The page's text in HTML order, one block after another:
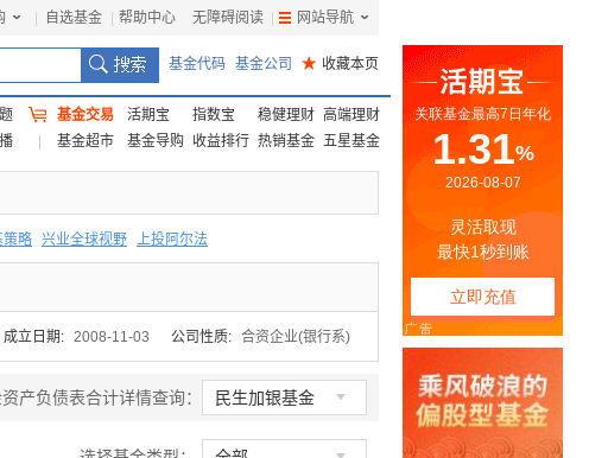
自选基金 帮助中心 无障碍阅读 网站导航
基金代码 基金公司 ★ 收藏本页
基金交易 活期宝 指数宝 稳健理财 高端理财
基金超市
基金导购 收益排行 热销基金 五星基金
策略 兴业全球视野 上投阿尔法
成立日期: 2008-11-03 公司性质: 合资企业(银行系)
产负债表合计详情查询： 民生加银基金 